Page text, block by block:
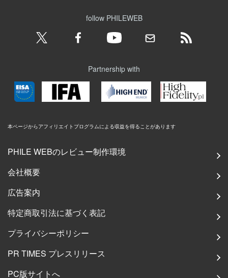
follow PHILEWEB
Partnership with
本ページからアフィリエイトプログラムによる収益を得ることがあります
PHILE WEBのレビュー制作環境
会社概要
広告案内
特定商取引法に基づく表記
プライバシーポリシー
PR TIMES プレスリリース
PC版サイトへ